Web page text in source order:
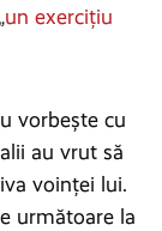
„un exercițiu
vorbește cu
au vrut să
voinței lui.
următoare la